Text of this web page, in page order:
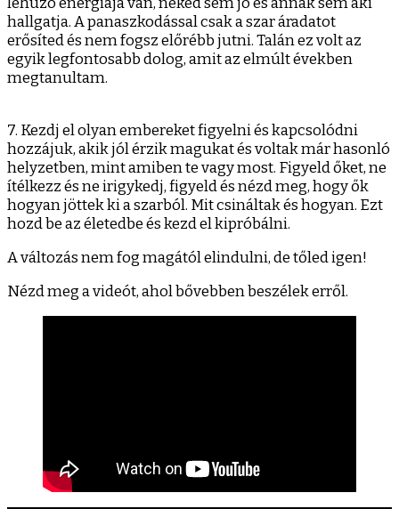
hallgatja. A panaszkodással csak a szar áradatot
erősíted és nem fogsz előrébb jutni. Talán ez volt az
egyik legfontosabb dolog, amit az elmúlt években
megtanultam.
7. Kezdj el olyan embereket figyelni és kapcsolódni
hozzájuk, akik jól érzik magukat és voltak már hasonló
helyzetben, mint amiben te vagy most. Figyeld őket, ne
ítélkezz és ne irigykedj, figyeld és nézd meg, hogy ők
hogyan jöttek ki a szarból. Mit csináltak és hogyan. Ezt
hozd be az életedbe és kezd el kipróbálni.
A változás nem fog magától elindulni, de tőled igen!
Nézd meg a videót, ahol bővebben beszélek erről.